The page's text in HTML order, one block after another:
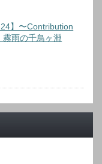
】〜Contribution
雨の千鳥ヶ淵